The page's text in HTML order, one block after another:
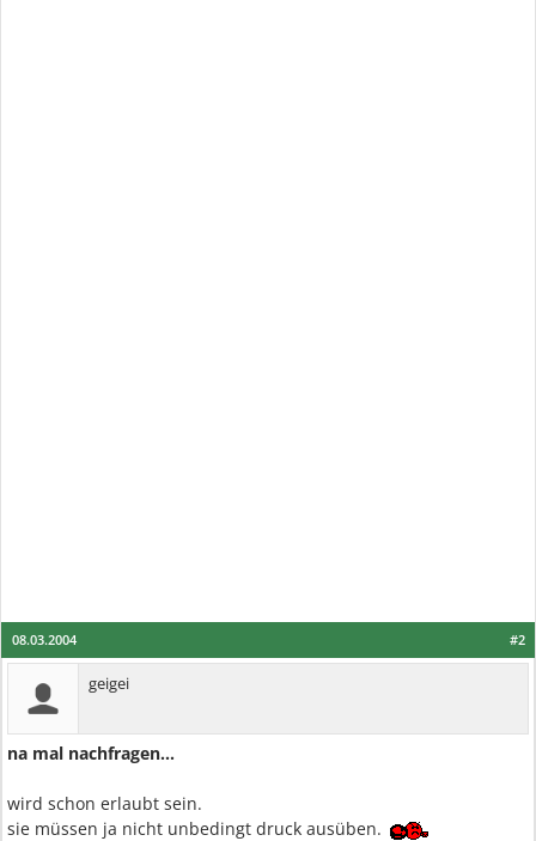
#2
08.03.2004
geigei
na mal nachfragen...
wird schon erlaubt sein.
sie müssen ja nicht unbedingt druck ausüben.